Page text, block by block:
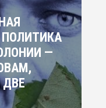
—
ДВЕ